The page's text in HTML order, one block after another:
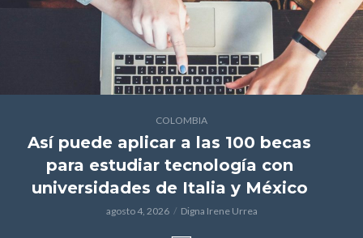
COLOMBIA
Así puede aplicar a las 100 becas
para estudiar tecnología con
universidades de Italia y México
agosto 4, 2026 Digna Irene Urrea